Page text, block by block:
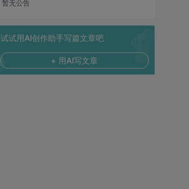
暂无公告
试试用AI创作助手写篇文章吧
+ 用AI写文章